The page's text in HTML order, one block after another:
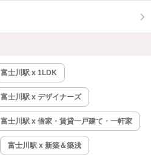
富士川駅 x 1LDK
富士川駅 x デザイナーズ
富士川駅 x 借家・賃貸一戸建て・一軒家
富士川駅 x 新築＆築浅